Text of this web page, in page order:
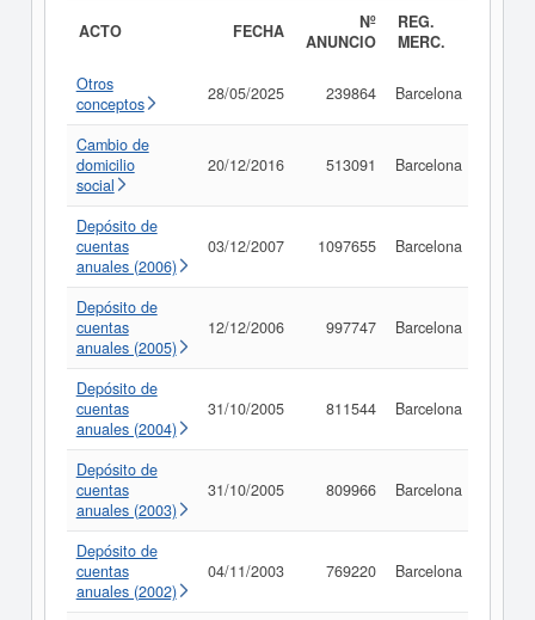
ACTO FECHA
Nº
ANUNCIO
REG.
MERC.
Otros
conceptos
28/05/2025 239864 Barcelona
Cambio de
domicilio
social
20/12/2016 513091 Barcelona
Depósito de
cuentas
anuales (2006)
03/12/2007 1097655 Barcelona
Depósito de
cuentas
anuales (2005)
12/12/2006 997747 Barcelona
Depósito de
cuentas
anuales (2004)
31/10/2005 811544 Barcelona
Depósito de
cuentas
anuales (2003)
31/10/2005 809966 Barcelona
Depósito de
cuentas
anuales (2002)
04/11/2003 769220 Barcelona